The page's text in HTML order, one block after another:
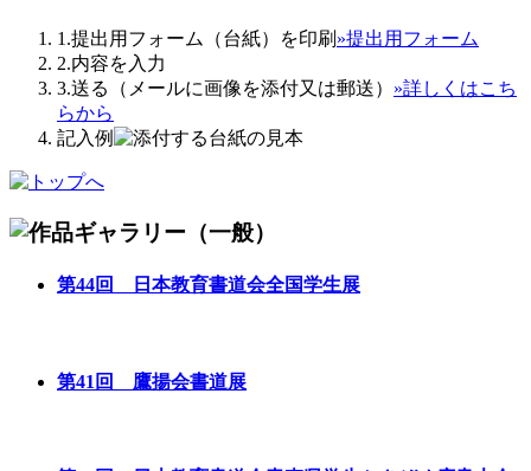
1.提出用フォーム（台紙）を印刷 »提出用フォーム
2.内容を入力
3.送る（メールに画像を添付又は郵送） »詳しくはこち
らから
記入例
第44回 日本教育書道会全国学生展
第41回 鷹揚会書道展